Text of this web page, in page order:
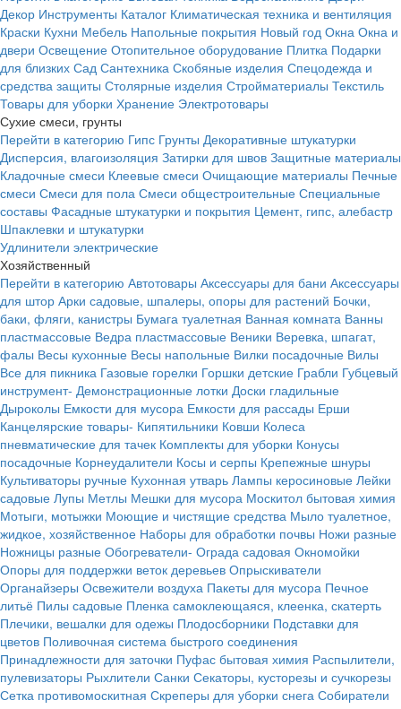
Декор Инструменты Каталог Климатическая техника и вентиляция
Краски Кухни Мебель Напольные покрытия Новый год Окна Окна и
двери Освещение Отопительное оборудование Плитка Подарки
для близких Сад Сантехника Скобяные изделия Спецодежда и
средства защиты Столярные изделия Стройматериалы Текстиль
Товары для уборки Хранение Электротовары
Сухие смеси, грунты
Перейти в категорию Гипс Грунты Декоративные штукатурки
Дисперсия, влагоизоляция Затирки для швов Защитные материалы
Кладочные смеси Клеевые смеси Очищающие материалы Печные
смеси Смеси для пола Смеси общестроительные Специальные
составы Фасадные штукатурки и покрытия Цемент, гипс, алебастр
Шпаклевки и штукатурки
Удлинители электрические
Хозяйственный
Перейти в категорию Автотовары Аксессуары для бани Аксессуары
для штор Арки садовые, шпалеры, опоры для растений Бочки,
баки, фляги, канистры Бумага туалетная Ванная комната Ванны
пластмассовые Ведра пластмассовые Веники Веревка, шпагат,
фалы Весы кухонные Весы напольные Вилки посадочные Вилы
Все для пикника Газовые горелки Горшки детские Грабли Губцевый
инструмент- Демонстрационные лотки Доски гладильные
Дыроколы Емкости для мусора Емкости для рассады Ерши
Канцелярские товары- Кипятильники Ковши Колеса
пневматические для тачек Комплекты для уборки Конусы
посадочные Корнеудалители Косы и серпы Крепежные шнуры
Культиваторы ручные Кухонная утварь Лампы керосиновые Лейки
садовые Лупы Метлы Мешки для мусора Москитол бытовая химия
Мотыги, мотыжки Моющие и чистящие средства Мыло туалетное,
жидкое, хозяйственное Наборы для обработки почвы Ножи разные
Ножницы разные Обогреватели- Ограда садовая Окномойки
Опоры для поддержки веток деревьев Опрыскиватели
Органайзеры Освежители воздуха Пакеты для мусора Печное
литьё Пилы садовые Пленка самоклеющаяся, клеенка, скатерть
Плечики, вешалки для одежы Плодосборники Подставки для
цветов Поливочная система быстрого соединения
Принадлежности для заточки Пуфас бытовая химия Распылители,
пулевизаторы Рыхлители Санки Секаторы, кусторезы и сучкорезы
Сетка противомоскитная Скреперы для уборки снега Собиратели